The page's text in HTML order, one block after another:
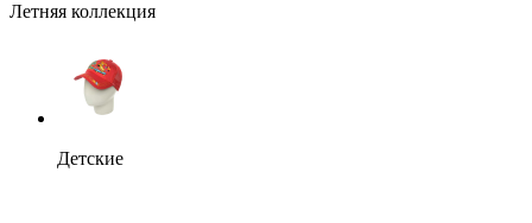
Летняя коллекция
Детские